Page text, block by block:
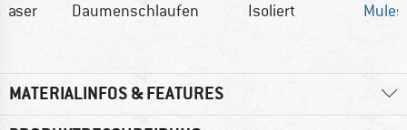
Daumenschlaufen Isoliert
MATERIALINFOS & FEATURES